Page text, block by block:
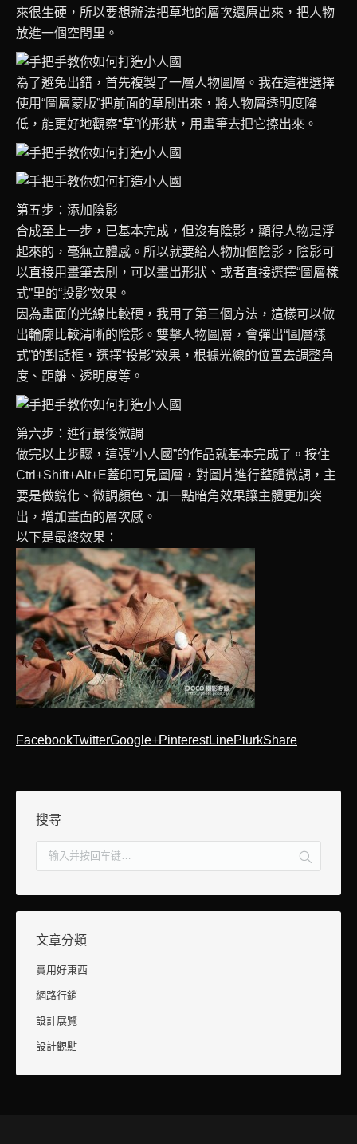
來很生硬，所以要想辦法把草地的層次還原出來，把人物
放進一個空間里。
為了避免出錯，首先複製了一層人物圖層。我在這裡選擇
使用“圖層蒙版”把前面的草刷出來，將人物層透明度降
低，能更好地觀察“草”的形狀，用畫筆去把它擦出來。
第五步：添加陰影
合成至上一步，已基本完成，但沒有陰影，顯得人物是浮
起來的，毫無立體感。所以就要給人物加個陰影，陰影可
以直接用畫筆去刷，可以畫出形狀、或者直接選擇“圖層樣
式”里的“投影”效果。
因為畫面的光線比較硬，我用了第三個方法，這樣可以做
出輪廓比較清晰的陰影。雙擊人物圖層，會彈出“圖層樣
式”的對話框，選擇“投影”效果，根據光線的位置去調整角
度、距離、透明度等。
第六步：進行最後微調
做完以上步驟，這張“小人國”的作品就基本完成了。按住
Ctrl+Shift+Alt+E蓋印可見圖層，對圖片進行整體微調，主
要是做銳化、微調顏色、加一點暗角效果讓主體更加突
出，增加畫面的層次感。
以下是最終效果：
FacebookTwitterGoogle+PinterestLinePlurkShare
搜尋
文章分類
實用好東西
網路行銷
設計展覽
設計觀點